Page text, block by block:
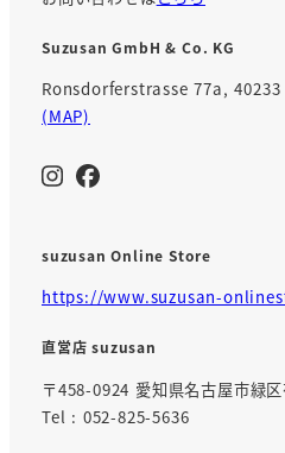
Suzusan GmbH & Co. KG
Ronsdorferstrasse 77a,
(MAP)
suzusan Online Store
https://www.suzusan-
直営店 suzusan
〒458-0924 愛知県名古屋市緑
Tel : 052-825-5636